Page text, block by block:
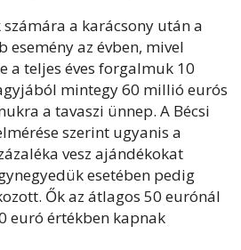
a karácsony után a
esemény az évben, mivel
a teljes éves forgalmuk 10
mintegy 60 millió eurós
a tavaszi ünnep. A Bécsi
szerint ugyanis a
vesz ajándékokat
esetében pedig
Ők az átlagos 50 eurónál
euró értékben kapnak